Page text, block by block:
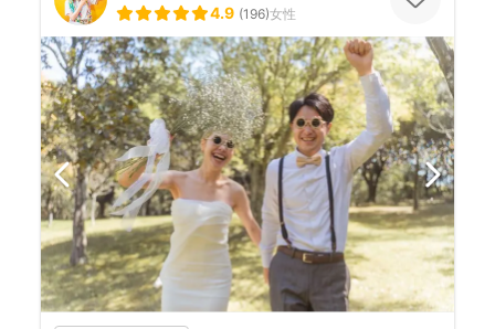
4.9 (196)女性